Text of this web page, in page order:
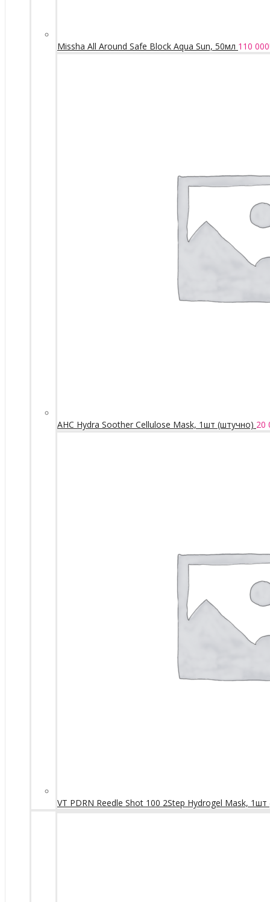
Missha All Around Safe Block Aqua Sun, 50мл 110 000
AHC Hydra Soother Cellulose Mask, 1шт (штучно) 20
VT PDRN Reedle Shot 100 2Step Hydrogel Mask,